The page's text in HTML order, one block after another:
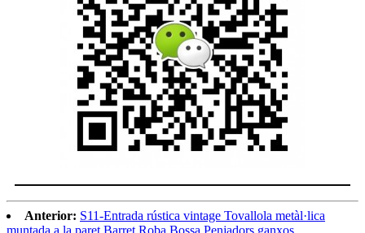
Anterior: S11-Entrada rústica vintage Tovallola metàl·lica
muntada a la paret Barret Roba Bossa Penjadors ganxos